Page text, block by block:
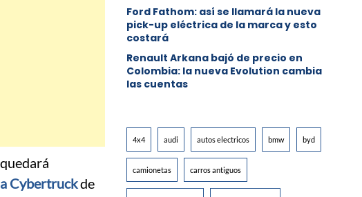
Cybertruckde
Ford Fathom: así se llamará la nueva
pick-up eléctrica de la marca y esto
costará
Renault Arkana bajó de precio en
Colombia: la nueva Evolution cambia
las cuentas
4x4 audi autos electricos bmw byd
camionetas carros antiguos